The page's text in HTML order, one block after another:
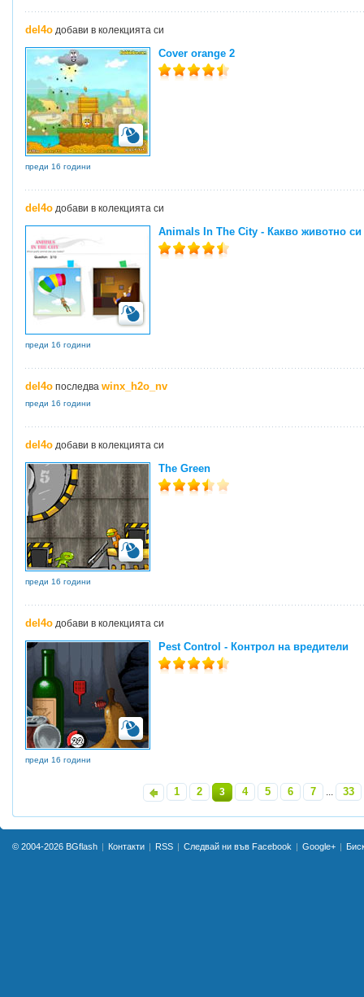
del4o добави в колекцията си
Cover orange 2
преди 16 години
del4o добави в колекцията си
Animals In The City - Какво животно си
преди 16 години
del4o последва winx_h2o_nv
преди 16 години
del4o добави в колекцията си
The Green
преди 16 години
del4o добави в колекцията си
Pest Control - Контрол на вредители
преди 16 години
1 2 3 4 5 6 7 ... 33»
© 2004-2026 BGflash Контакти RSS Следвай ни във Facebook Google+